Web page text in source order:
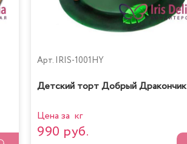
Арт. IRIS-1001HY
Детский торт Добрый Дракончик
Цена за кг
990 руб.